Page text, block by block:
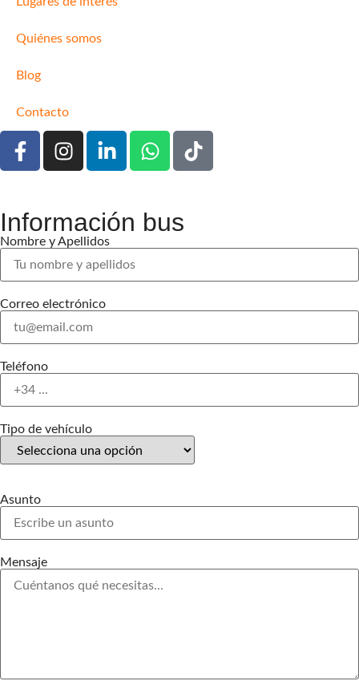
Quiénes somos
Blog
Contacto
Información bus
Nombre y Apellidos
Correo electrónico
Teléfono
Tipo de vehículo
Asunto
Mensaje